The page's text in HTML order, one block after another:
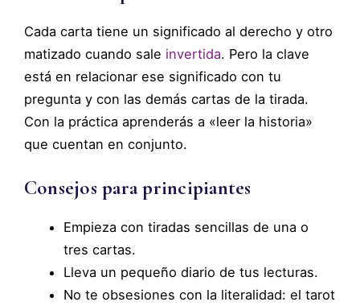
Cada carta tiene un significado al derecho y otro
matizado cuando sale invertida. Pero la clave
está en relacionar ese significado con tu
pregunta y con las demás cartas de la tirada.
Con la práctica aprenderás a «leer la historia»
que cuentan en conjunto.
Consejos para principiantes
Empieza con tiradas sencillas de una o
tres cartas.
Lleva un pequeño diario de tus lecturas.
No te obsesiones con la literalidad: el tarot